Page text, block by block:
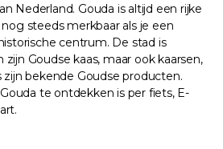
Nederland. Gouda is altijd een rijke
steeds merkbaar als je een
centrum. De stad is
Goudse kaas, maar ook kaarsen,
bekende Goudse producten.
te ontdekken is per fiets, E-